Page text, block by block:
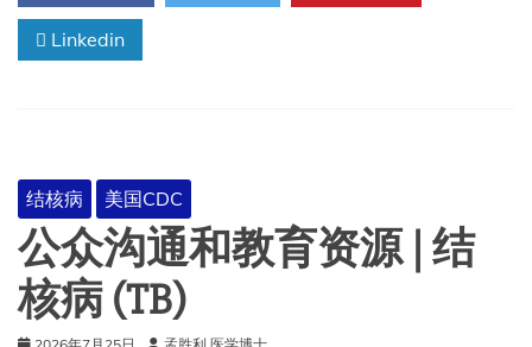
概
结
核
概
述
述
Linkedin
结核病 美国CDC
公众沟通和教育资源 | 结
核病 (TB)